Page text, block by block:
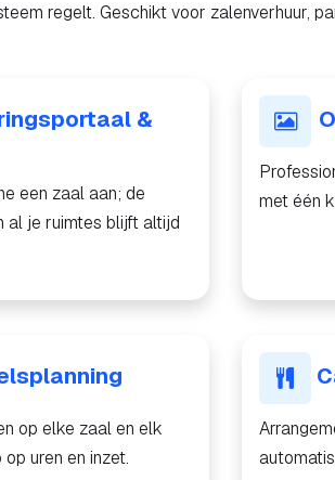
regelt. Geschikt voor zalenverhuur,
&
een zaal aan; de
al je ruimtes blijft altijd
met één
op elke zaal en elk
uren en inzet.